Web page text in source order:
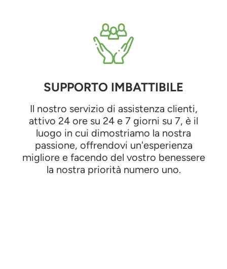
SUPPORTO IMBATTIBILE
Il nostro servizio di assistenza clienti,
attivo 24 ore su 24 e 7 giorni su 7, è il
luogo in cui dimostriamo la nostra
passione, offrendovi un'esperienza
migliore e facendo del vostro benessere
la nostra priorità numero uno.